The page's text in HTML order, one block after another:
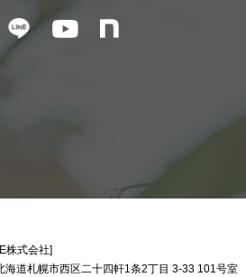
株式会社]
海道札幌市西区二十四軒1条2丁目 3-33 101号室